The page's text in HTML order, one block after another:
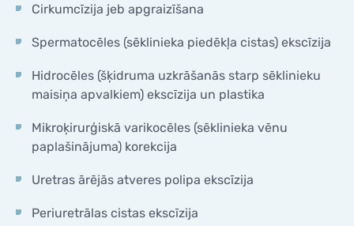
SĀC TAGAD
NODERĪGI
CENAS
KONTAKTI
NO
Cirkumcīzija jeb apgraizīšana
Spermatocēles (sēklinieka piedēkļa cistas) ekscīzija
Hidrocēles (šķidruma uzkrāšanās starp sēklinieku
maisiņa apvalkiem) ekscīzija un plastika
Mikroķirurģiskā varikocēles (sēklinieka vēnu
paplašinājuma) korekcija
Uretras ārējās atveres polipa ekscīzija
Periuretrālas cistas ekscīzija